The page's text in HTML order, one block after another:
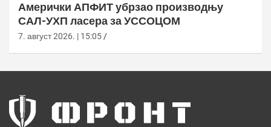
Амерички АПФИТ убрзао производњу
САЛ-УХП ласера за УССОЦОМ
7. август 2026. | 15:05